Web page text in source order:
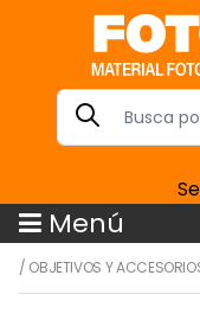
Menú
/ OBJETIVOS Y